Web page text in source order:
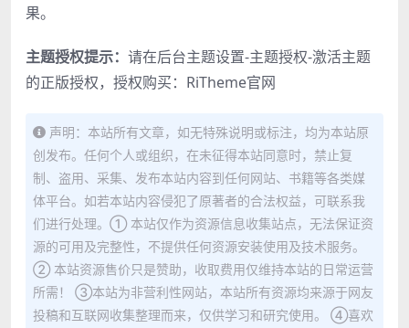
果。
主题授权提示： 请在后台主题设置-主题授权-激活主题
的正版授权，授权购买： RiTheme官网
声明：本站所有文章，如无特殊说明或标注，均为本站原
创发布。任何个人或组织，在未征得本站同意时，禁止复
制、盗用、采集、发布本站内容到任何网站、书籍等各类媒
体平台。如若本站内容侵犯了原著者的合法权益，可联系我
们进行处理。① 本站仅作为资源信息收集站点，无法保证资
源的可用及完整性，不提供任何资源安装使用及技术服务。
② 本站资源售价只是赞助，收取费用仅维持本站的日常运营
所需！ ③本站为非营利性网站，本站所有资源均来源于网友
投稿和互联网收集整理而来，仅供学习和研究使用。 ④喜欢